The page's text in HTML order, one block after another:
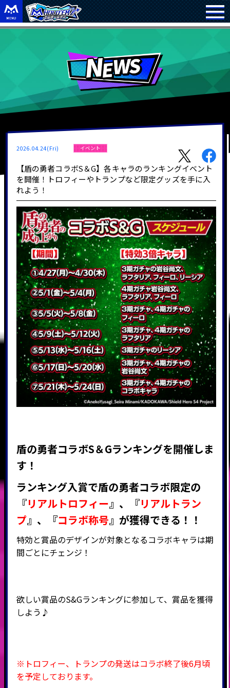
2026.04.24(Fri) イベント
【盾の勇者コラボS＆G】各キャラのランキングイベント
を開催！トロフィーやトランプなど限定グッズを手に入
れよう！
盾の勇者コラボS＆Gランキングを開催しま
す！
ランキング入賞で盾の勇者コラボ限定の
『リアルトロフィー』 、 『リアルトラン
プ』 、 『コラボ称号』 が獲得できる！！
特効と賞品のデザインが対象となるコラボキャラは期
間ごとにチェンジ！
欲しい賞品のS&Gランキングに参加して、賞品を獲得
しよう♪
※トロフィー、トランプの発送はコラボ終了後6月頃
を予定しております。